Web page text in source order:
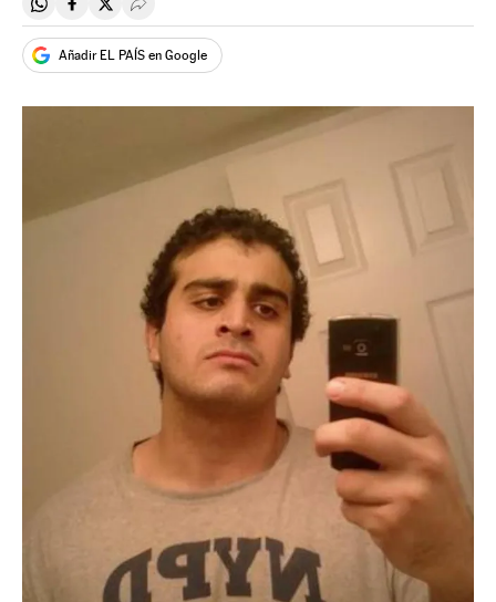
Compartir en Whatsapp
Compartir en Facebook
Compartir en Twitter
Desplegar Redes Sociales
Añadir EL PAÍS en Google